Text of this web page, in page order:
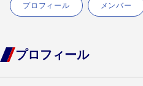
プロフィール メンバー
プロフィール